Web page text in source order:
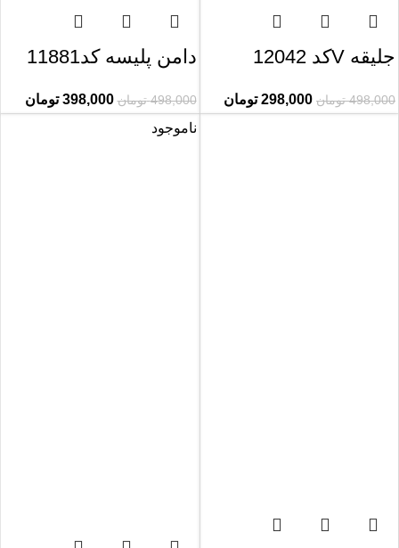
جلیقه Vکد 12042
498,000 تومان 298,000 تومان
دامن پلیسه کد11881
498,000 تومان 398,000 تومان
ناموجود